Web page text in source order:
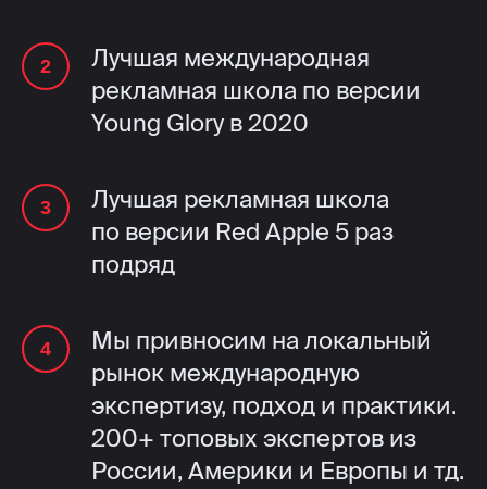
Лучшая международная
рекламная школа по версии
Young Glory в 2020
Лучшая рекламная школа
по версии Red Apple 5 раз
подряд
Мы привносим на локальный
рынок международную
экспертизу, подход и практики.
200+ топовых экспертов из
России, Америки и Европы и тд.